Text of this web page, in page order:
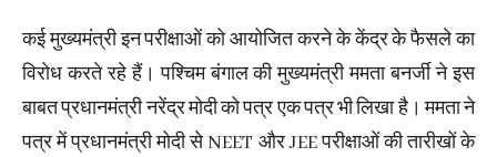
कई मुख्यमंत्री इन परीक्षाओं को आयोजित करने के केंद्र के फैसले का
विरोध करते रहे हैं। पश्चिम बंगाल की मुख्यमंत्री ममता बनर्जी ने इस
बाबत प्रधानमंत्री नरेंद्र मोदी को पत्र एक पत्र भी लिखा है। ममता ने
पत्र में प्रधानमंत्री मोदी से NEET और JEE परीक्षाओं की तारीखों के